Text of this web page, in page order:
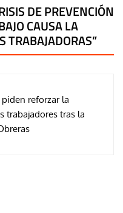
DE PREVENCIÓN
CAUSA LA
TRABAJADORAS”
reforzar la
trabajadores tras la